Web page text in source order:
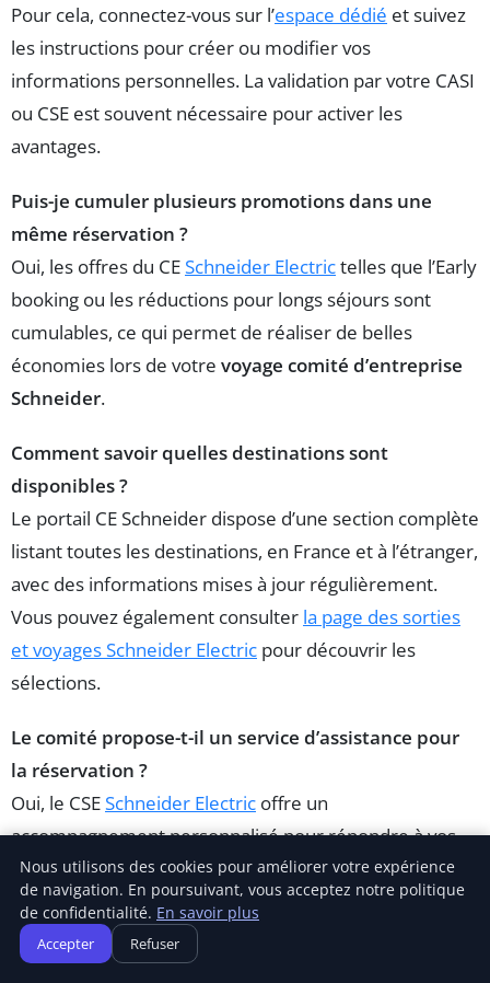
Pour cela, connectez-vous sur l’espace dédié et suivez
les instructions pour créer ou modifier vos
informations personnelles. La validation par votre CASI
ou CSE est souvent nécessaire pour activer les
avantages.
Puis-je cumuler plusieurs promotions dans une
même réservation ?
Oui, les offres du CESchneider Electrictelles que l’Early
booking ou les réductions pour longs séjours sont
cumulables, ce qui permet de réaliser de belles
économies lors de votre voyage comité d’entreprise
Schneider.
Comment savoir quelles destinations sont
disponibles ?
Le portail CE Schneider dispose d’une section complète
listant toutes les destinations, en France et à l’étranger,
avec des informations mises à jour régulièrement.
Vous pouvez également consulter la page des sorties
et voyages Schneider Electric pour découvrir les
sélections.
Le comité propose-t-il un service d’assistance pour
la réservation ?
Oui, le CSESchneider Electric offre un
accompagnement personnalisé pour répondre à vos
questions et vous aider dans la gestion de vos
réservations. Des tutoriels et un support dédié sont
disponibles sur le portail.
Nous utilisons des cookies pour améliorer votre expérience
de navigation. En poursuivant, vous acceptez notre politique
de confidentialité. En savoir plus
Accepter Refuser